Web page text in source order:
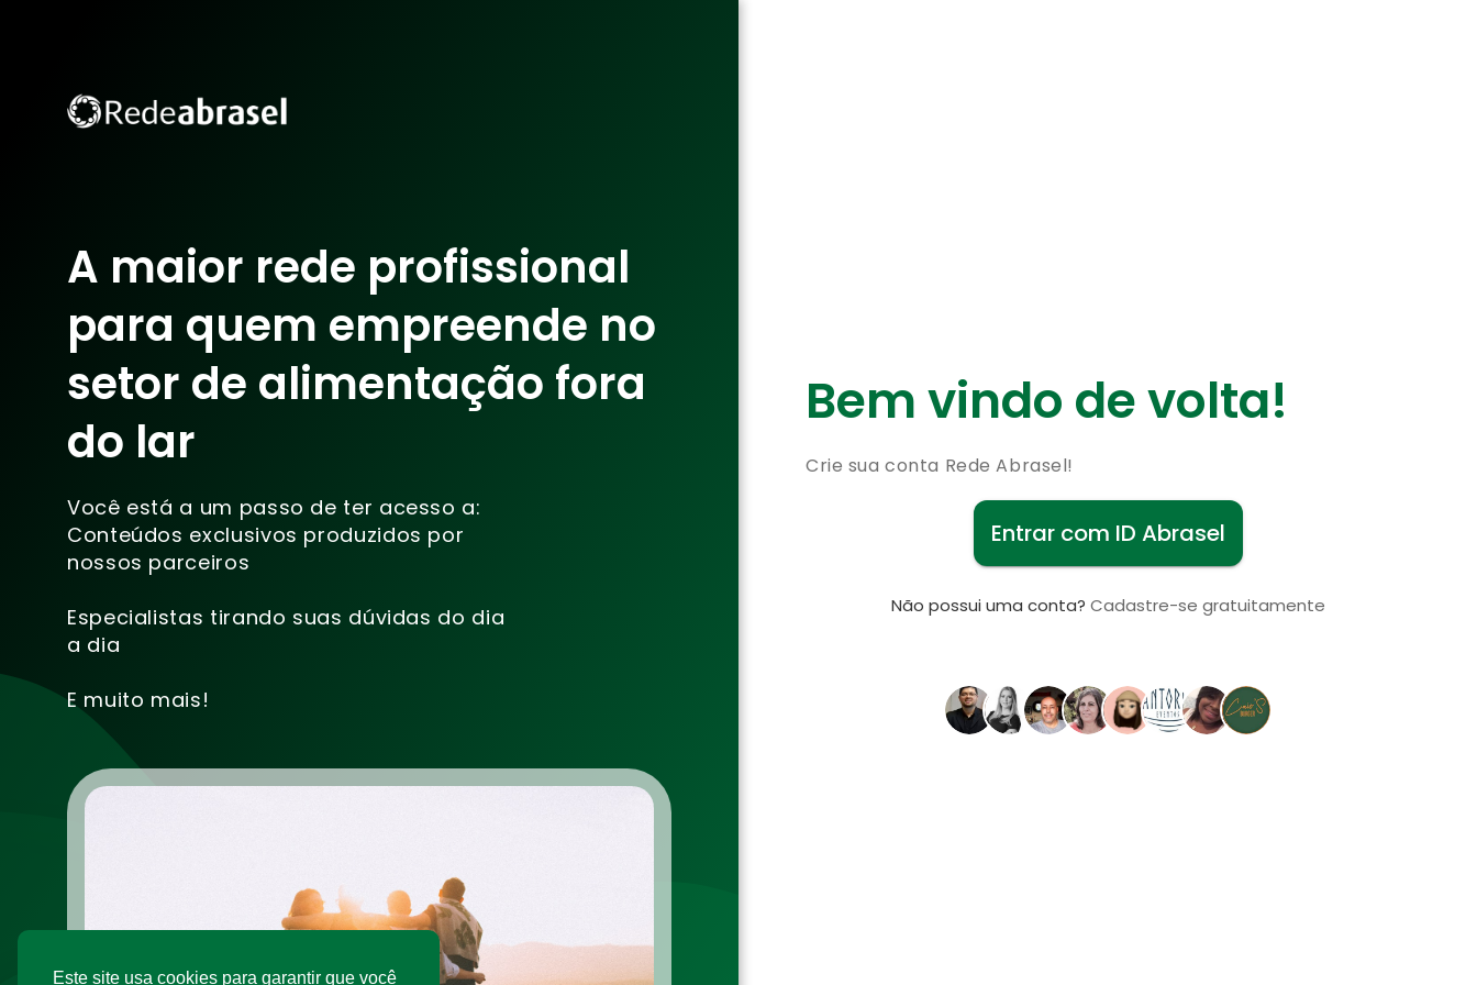
Este site usa cookies para garantir que você
A maior rede profissional
para quem empreende no
setor de alimentação fora
do lar
Você está a um passo de ter acesso a:
Conteúdos exclusivos produzidos por
nossos parceiros
Especialistas tirando suas dúvidas do dia
a dia
E muito mais!
Bem vindo de volta!
Crie sua conta Rede Abrasel!
Entrar com ID Abrasel
Não possui uma conta? Cadastre-se gratuitamente